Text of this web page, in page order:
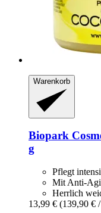
Warenkorb
Biopark
g
Pflegt
Mit Anti-
Herrlich
13,99 € (139,90 €